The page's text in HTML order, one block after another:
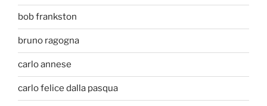
bob frankston
bruno ragogna
carlo annese
carlo felice dalla pasqua